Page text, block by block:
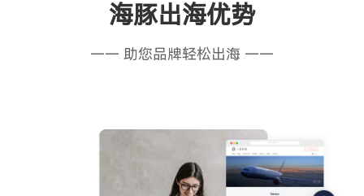
海豚出海优势
—— 助您品牌轻松出海 ——